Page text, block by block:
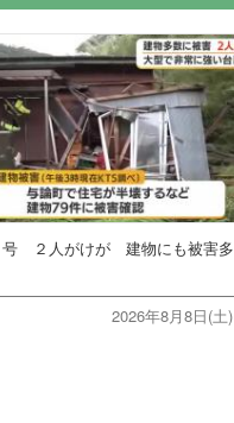
号 ２人がけが 建物にも被
2026年8月8日(土